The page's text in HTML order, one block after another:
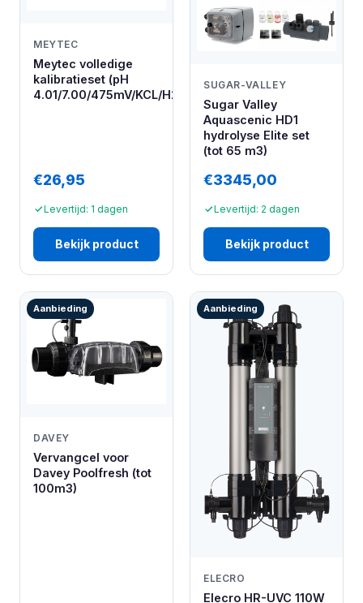
MEYTEC
Meytec volledige
kalibratieset (pH
4.01/7.00/475mV/KCL/H20)
€26,95
Levertijd: 1 dagen
Bekijk product
SUGAR-VALLEY
Sugar Valley
Aquascenic HD1
hydrolyse Elite set
(tot 65 m3)
€3345,00
Levertijd: 2 dagen
Bekijk product
Aanbieding
DAVEY
Vervangcel voor
Davey Poolfresh (tot
100m3)
Aanbieding
ELECRO
Elecro HR-UVC 110W